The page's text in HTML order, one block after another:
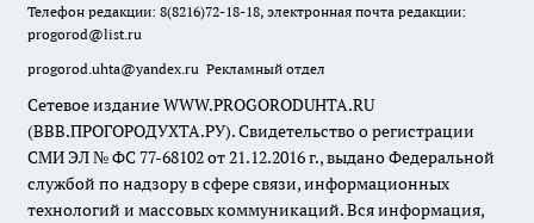
Телефон редакции: 8(8216)72-18-18, электронная почта редакции:
progorod@list.ru
progorod.uhta@yandex.ru Рекламный отдел
Сетевое издание WWW.PROGORODUHTA.RU
(ВВВ.ПРОГОРОДУХТА.РУ). Свидетельство о регистрации
СМИ ЭЛ № ФС 77-68102 от 21.12.2016 г., выдано Федеральной
службой по надзору в сфере связи, информационных
технологий и массовых коммуникаций. Вся информация,